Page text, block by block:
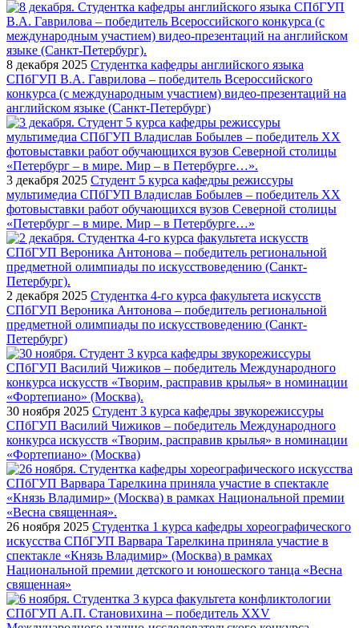
8 декабря 2025 Студентка кафедры английского языка
СПбГУП В.А. Гаврилова – победитель Всероссийского
конкурса (с международным участием) видео-презентаций на
английском языке (Санкт-Петербург)
3 декабря 2025 Студент 5 курса кафедры режиссуры
мультимедиа СПбГУП Владислав Бобылев – победитель XX
фотовыставки работ обучающихся вузов Северной столицы
«Петербург – в мире. Мир – в Петербурге…»
2 декабря 2025 Студентка 4-го курса факультета искусств
СПбГУП Вероника Антонова – победитель региональной
предметной олимпиады по искусствоведению (Санкт-
Петербург)
30 ноября 2025 Студент 3 курса кафедры звукорежиссуры
СПбГУП Василий Чижиков – победитель Международного
конкурса искусств «Творим, расправив крылья» в номинации
«Фортепиано» (Москва)
26 ноября 2025 Студентка 1 курса кафедры хореографического
искусства СПбГУП Варвара Тарелкина приняла участие в
спектакле «Князь Владимир» (Москва) в рамках
Национальной премии детского и юношеского танца «Весна
священная»